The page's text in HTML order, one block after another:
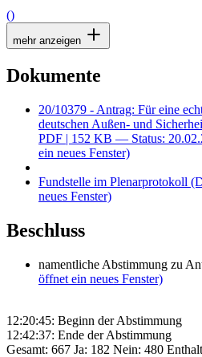
()
mehr anzeigen
Dokumente
20/10379 - Antrag: Für eine
deutschen Außen- und
PDF | 152 KB — Status:
ein neues Fenster)
Fundstelle im Plenarprotokoll
neues Fenster)
Beschluss
namentliche Abstimmung zu
öffnet ein neues Fenster)
12:20:45: Beginn der Abstimmung
12:42:37: Ende der Abstimmung
Gesamt: 667 Ja: 182 Nein: 480